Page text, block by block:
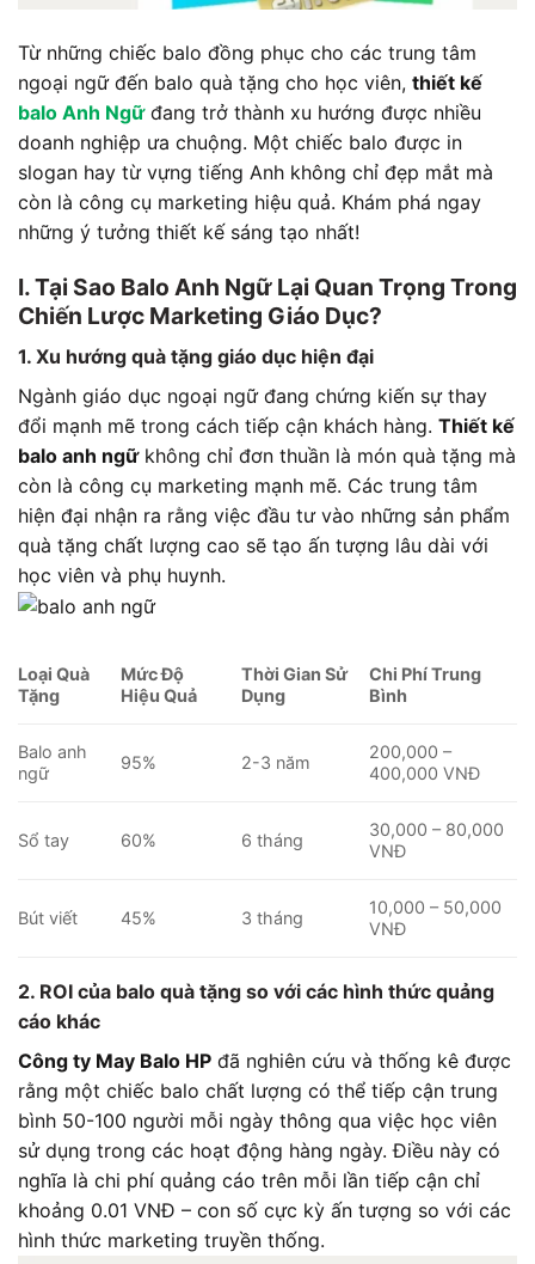
Từ những chiếc balo đồng phục cho các trung tâm
ngoại ngữ đến balo quà tặng cho học viên, thiết kế
balo Anh Ngữđang trở thành xu hướng được nhiều
doanh nghiệp ưa chuộng. Một chiếc balo được in
slogan hay từ vựng tiếng Anh không chỉ đẹp mắt mà
còn là công cụ marketing hiệu quả. Khám phá ngay
những ý tưởng thiết kế sáng tạo nhất!
I. Tại Sao Balo Anh Ngữ Lại Quan Trọng Trong
Chiến Lược Marketing Giáo Dục?
1. Xu hướng quà tặng giáo dục hiện đại
Ngành giáo dục ngoại ngữ đang chứng kiến sự thay
đổi mạnh mẽ trong cách tiếp cận khách hàng. Thiết kế
balo anh ngữkhông chỉ đơn thuần là món quà tặng mà
còn là công cụ marketing mạnh mẽ. Các trung tâm
hiện đại nhận ra rằng việc đầu tư vào những sản phẩm
quà tặng chất lượng cao sẽ tạo ấn tượng lâu dài với
học viên và phụ huynh.
Loại Quà
Tặng
Mức Độ
Hiệu Quả
Thời Gian Sử
Dụng
Chi Phí Trung
Bình
Balo anh
ngữ
95% 2-3 năm
200,000 –
400,000 VNĐ
Sổ tay 60% 6 tháng
30,000 – 80,000
VNĐ
Bút viết 45% 3 tháng
10,000 – 50,000
VNĐ
2. ROI của balo quà tặng so với các hình thức quảng
cáo khác
Công ty May Balo HP đã nghiên cứu và thống kê được
rằng một chiếc balo chất lượng có thể tiếp cận trung
bình 50-100 người mỗi ngày thông qua việc học viên
sử dụng trong các hoạt động hàng ngày. Điều này có
nghĩa là chi phí quảng cáo trên mỗi lần tiếp cận chỉ
khoảng 0.01 VNĐ – con số cực kỳ ấn tượng so với các
hình thức marketing truyền thống.